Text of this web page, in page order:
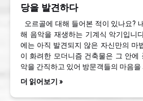
당을 발견하다
오르골에 대해 들어본 적이 있나요?
해 음악을 재생하는 기계식 악기입니
에는 아직 발견되지 않은 자신만의 마
이 화려한 모더니즘 건축물은 그 안에
악을 간직하고 있어 방문객들의 마음을
더 읽어보기 »